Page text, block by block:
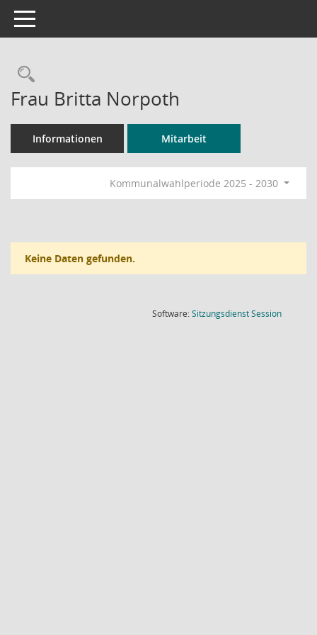
Toggle navigation
Rechercheauswahl
Frau Britta Norpoth
Informationen Mitarbeit
Kommunalwahlperiode 2025 - 2030
Keine Daten gefunden.
Software:SitzungsdienstSession(Wird in